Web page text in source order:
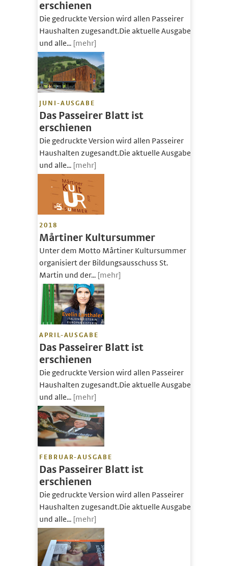
erschienen
Die gedruckte Version wird allen Passeirer
Haushalten zugesandt.Die aktuelle Ausgabe
und alle... [mehr]
JUNI-AUSGABE
Das Passeirer Blatt ist
erschienen
Die gedruckte Version wird allen Passeirer
Haushalten zugesandt.Die aktuelle Ausgabe
und alle... [mehr]
2018
Mårtiner Kultursummer
Unter dem Motto Mårtiner Kultursummer
organisiert der Bildungsausschuss St.
Martin und der... [mehr]
APRIL-AUSGABE
Das Passeirer Blatt ist
erschienen
Die gedruckte Version wird allen Passeirer
Haushalten zugesandt.Die aktuelle Ausgabe
und alle... [mehr]
FEBRUAR-AUSGABE
Das Passeirer Blatt ist
erschienen
Die gedruckte Version wird allen Passeirer
Haushalten zugesandt.Die aktuelle Ausgabe
und alle... [mehr]